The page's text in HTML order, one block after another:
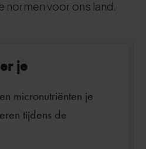
normen voor ons land.
je
micronutriënten je
tijdens de